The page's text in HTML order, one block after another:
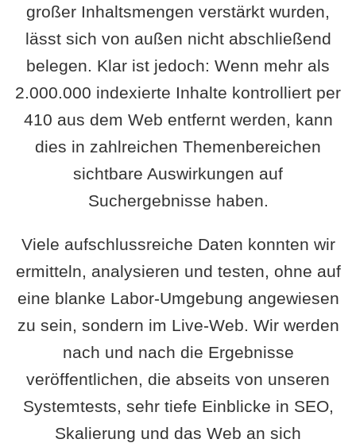
großer Inhaltsmengen verstärkt wurden,
lässt sich von außen nicht abschließend
belegen. Klar ist jedoch: Wenn mehr als
2.000.000 indexierte Inhalte kontrolliert per
410 aus dem Web entfernt werden, kann
dies in zahlreichen Themenbereichen
sichtbare Auswirkungen auf
Suchergebnisse haben.
Viele aufschlussreiche Daten konnten wir
ermitteln, analysieren und testen, ohne auf
eine blanke Labor-Umgebung angewiesen
zu sein, sondern im Live-Web. Wir werden
nach und nach die Ergebnisse
veröffentlichen, die abseits von unseren
Systemtests, sehr tiefe Einblicke in SEO,
Skalierung und das Web an sich